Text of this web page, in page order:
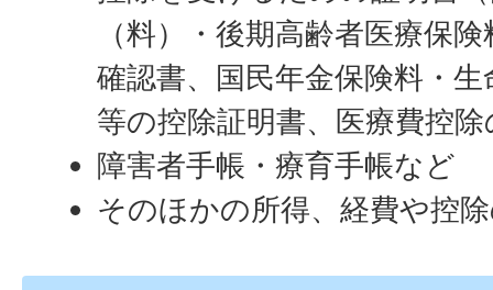
（料）・後期高齢者医療保
確認書、国民年金保険料・
等の控除証明書、医療費控
障害者手帳・療育手帳など
そのほかの所得、経費や控